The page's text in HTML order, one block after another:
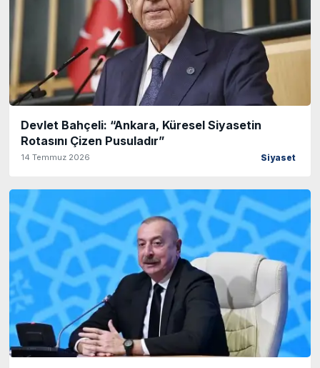
Devlet Bahçeli: “Ankara, Küresel Siyasetin
Rotasını Çizen Pusuladır”
14 Temmuz 2026 Siyaset